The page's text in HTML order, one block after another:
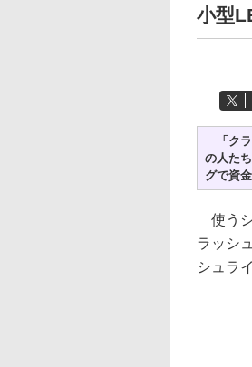
小型
「クラ
の人た
グで資
使うシ
ラッシ
シュラ